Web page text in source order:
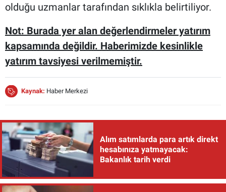
olduğu uzmanlar tarafından sıklıkla belirtiliyor.
Not: Burada yer alan değerlendirmeler yatırım
kapsamında değildir. Haberimizde kesinlikle
yatırım tavsiyesi verilmemiştir.
Kaynak: Haber Merkezi
Alım satımlarda para artık direkt
hesabınıza yatmayacak:
Bakanlık tarih verdi